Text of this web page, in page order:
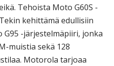
Tehoista Moto G60S -
kehittämä edullisiin
-järjestelmäpiiri, jonka
muistia sekä 128
Motorola tarjoaa